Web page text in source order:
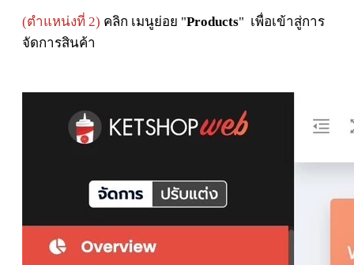
(ตำแหน่งที่ 2) คลิก เมนูย่อย "Products" เพื่อเข้าสู่การ
จัดการสินค้า